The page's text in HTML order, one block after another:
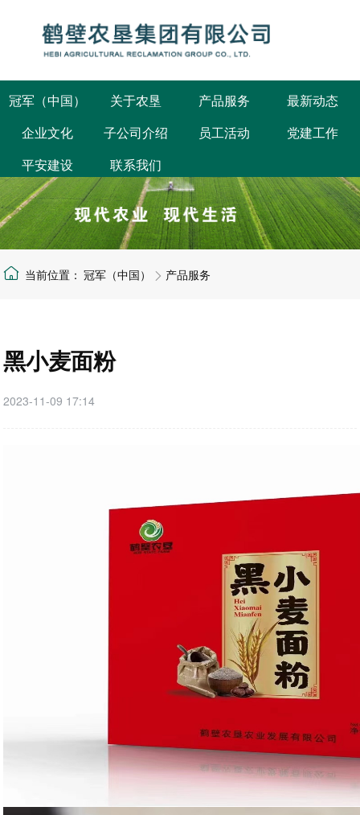
冠军（中国）
关于农垦
公司概况
发展规划
组织架构
公司荣誉
产品服务
最新动态
鹤壁要闻
部门动态
企业公告
企业文化 子公司介绍 员工活动
党建工作
平安建设
联系我们
冠军（中国） 产品服务
黑小麦面粉
2023-11-09 17:14